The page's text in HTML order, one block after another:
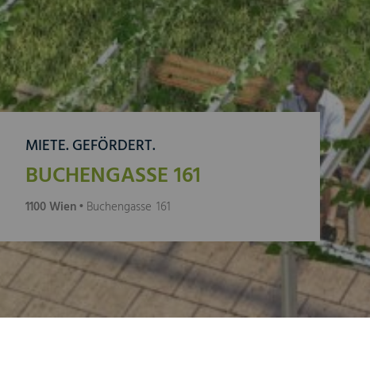
MIETE. GEFÖRDERT.
BUCHENGASSE 161
1100 Wien• Buchengasse 161